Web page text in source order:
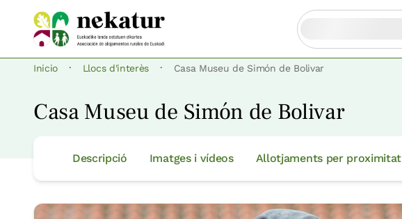
Inicio · Llocs d'interès · Casa Museu de Simón de Bolivar
Casa Museu de Simón de Bolivar
Descripció Imatges i vídeos Allotjaments per proximitat